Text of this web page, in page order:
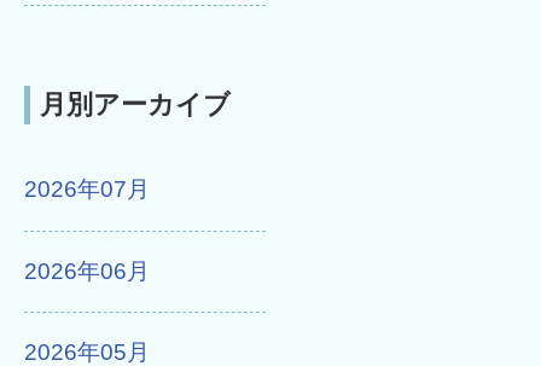
月別アーカイブ
2026年07月
2026年06月
2026年05月